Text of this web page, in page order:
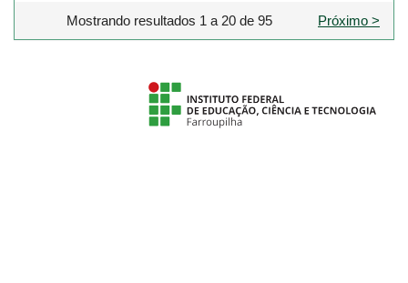
Mostrando resultados 1 a 20 de 95 Próximo >